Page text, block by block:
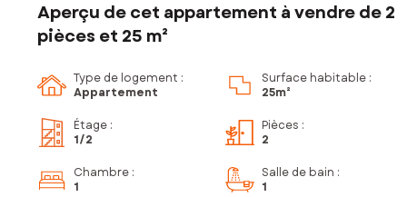
Aperçu de cet appartement à vendre de 2
pièces et 25 m²
Type de logement :
Appartement
Surface habitable :
25m²
Étage :
1/2
Pièces :
2
Chambre :
1
Salle de bain :
1